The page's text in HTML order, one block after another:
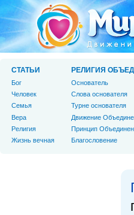
СТАТЬИ
Бог
Человек
Cемья
Вера
Религия
Жизнь вечная
РЕЛИГИЯ
Основатель
Слова основателя
Турне основателя
Движение
Принцип
Благословение